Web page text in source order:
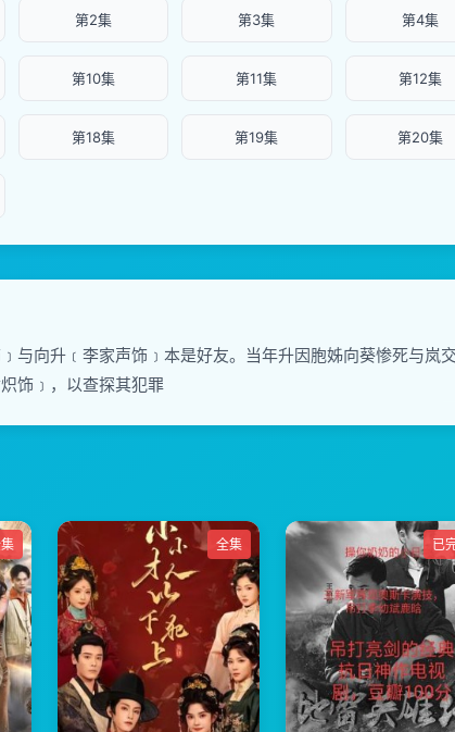
第2集 第3集 第4集
第10集 第11集 第12集
第18集 第19集 第20集
与向升﹝李家声饰﹞本是好友。当年升因胞姊向葵惨死与
饰﹞，以查探其犯罪
全集 已